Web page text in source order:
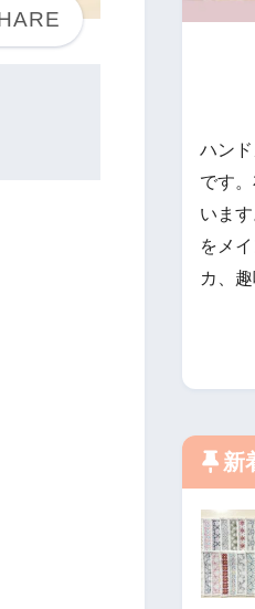
ハン
です
いま
をメ
カ、
新